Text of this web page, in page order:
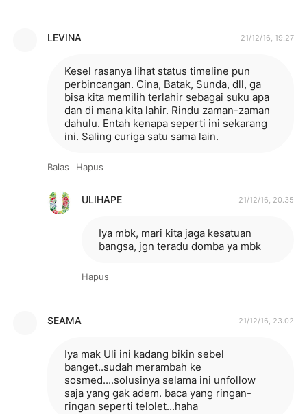
LEVINA 21/12/16, 19.27
Kesel rasanya lihat status timeline pun
perbincangan. Cina, Batak, Sunda, dll, ga
bisa kita memilih terlahir sebagai suku apa
dan di mana kita lahir. Rindu zaman-zaman
dahulu. Entah kenapa seperti ini sekarang
ini. Saling curiga satu sama lain.
Balas Hapus
ULIHAPE 21/12/16, 20.35
Iya mbk, mari kita jaga kesatuan
bangsa, jgn teradu domba ya mbk
Hapus
SEAMA 21/12/16, 23.02
Iya mak Uli ini kadang bikin sebel
banget..sudah merambah ke
sosmed....solusinya selama ini unfollow
saja yang gak adem. baca yang ringan-
ringan seperti telolet...haha